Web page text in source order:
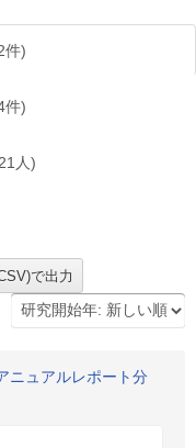
件)
件)
人)
ニュアルレポート分